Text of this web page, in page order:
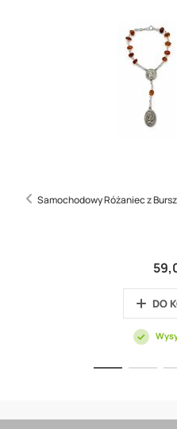
Samochodowy Różaniec z
DO